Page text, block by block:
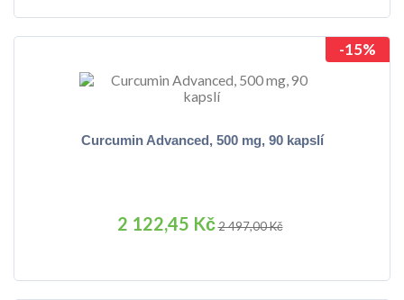
Curcumin Advanced, 500 mg, 90 kapslí
2 122,45 Kč2 497,00 Kč
-15%